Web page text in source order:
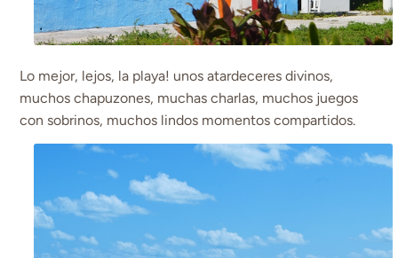
Lo mejor, lejos, la playa! unos atardeceres divinos,
muchos chapuzones, muchas charlas, muchos juegos
con sobrinos, muchos lindos momentos compartidos.